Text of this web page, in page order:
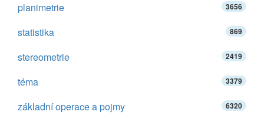
planimetrie 3656
statistika 869
stereometrie 2419
téma 3379
základní operace a pojmy 6320